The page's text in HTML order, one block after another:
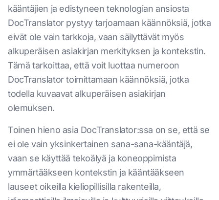
kääntäjien ja edistyneen teknologian ansiosta
DocTranslator pystyy tarjoamaan käännöksiä, jotka
eivät ole vain tarkkoja, vaan säilyttävät myös
alkuperäisen asiakirjan merkityksen ja kontekstin.
Tämä tarkoittaa, että voit luottaa numeroon
DocTranslator toimittamaan käännöksiä, jotka
todella kuvaavat alkuperäisen asiakirjan
olemuksen.
Toinen hieno asia DocTranslator:ssa on se, että se
ei ole vain yksinkertainen sana-sana-kääntäjä,
vaan se käyttää tekoälyä ja koneoppimista
ymmärtääkseen kontekstin ja kääntääkseen
lauseet oikeilla kieliopillisilla rakenteilla,